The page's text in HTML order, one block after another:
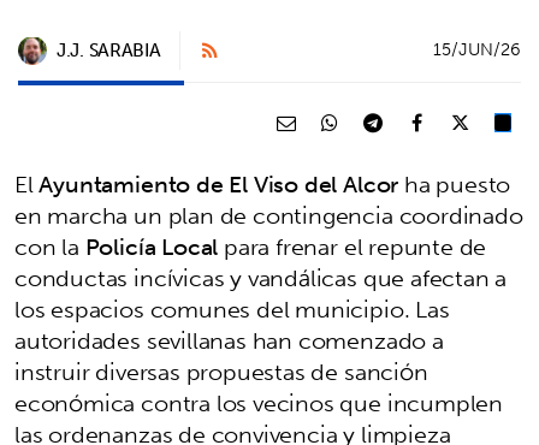
J.J. SARABIA 15/JUN/26
ElAyuntamiento de El Viso del Alcorha puesto
en marcha un plan de contingencia coordinado
con la Policía Localpara frenar el repunte de
conductas incívicas y vandálicas que afectan a
los espacios comunes del municipio. Las
autoridades sevillanas han comenzado a
instruir diversas propuestas de sanción
económica contra los vecinos que incumplen
las ordenanzas de convivencia y limpieza